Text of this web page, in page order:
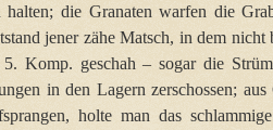
halten; die Granaten warfen die
jener zähe Matsch, in dem
Komp. geschah – sogar die
in den Lagern zerschossen;
holte man das